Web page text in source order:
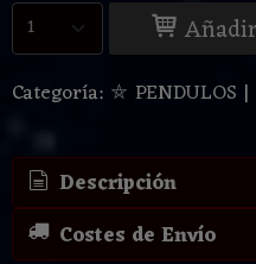
Categoría: ⛤ PENDULOS |
Descripción
Costes de Envío